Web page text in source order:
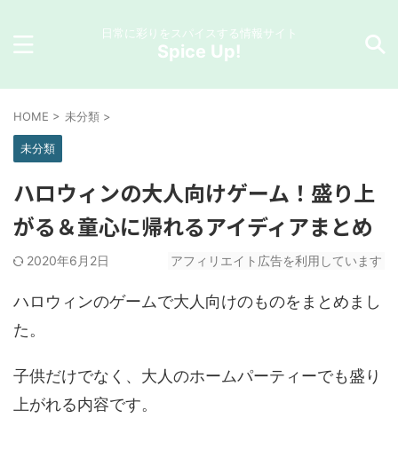
日常に彩りをスパイスする情報サイト
Spice Up!
HOME > 未分類 >
未分類
ハロウィンの大人向けゲーム！盛り上
がる＆童心に帰れるアイディアまとめ
2020年6月2日 アフィリエイト広告を利用しています
ハロウィンのゲームで大人向けのものをまとめまし
た。
子供だけでなく、大人のホームパーティーでも盛り
上がれる内容です。